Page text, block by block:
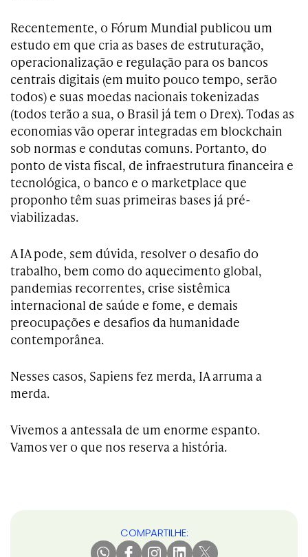
Recentemente, o Fórum Mundial publicou um
estudo em que cria as bases de estruturação,
operacionalização e regulação para os bancos
centrais digitais (em muito pouco tempo, serão
todos) e suas moedas nacionais tokenizadas
(todos terão a sua, o Brasil já tem o Drex). Todas as
economias vão operar integradas em blockchain
sob normas e condutas comuns. Portanto, do
ponto de vista fiscal, de infraestrutura financeira e
tecnológica, o banco e o marketplace que
proponho têm suas primeiras bases já pré-
viabilizadas.
A IA pode, sem dúvida, resolver o desafio do
trabalho, bem como do aquecimento global,
pandemias recorrentes, crise sistêmica
internacional de saúde e fome, e demais
preocupações e desafios da humanidade
contemporânea.
Nesses casos, Sapiens fez merda, IA arruma a
merda.
Vivemos a antessala de um enorme espanto.
Vamos ver o que nos reserva a história.
COMPARTILHE: